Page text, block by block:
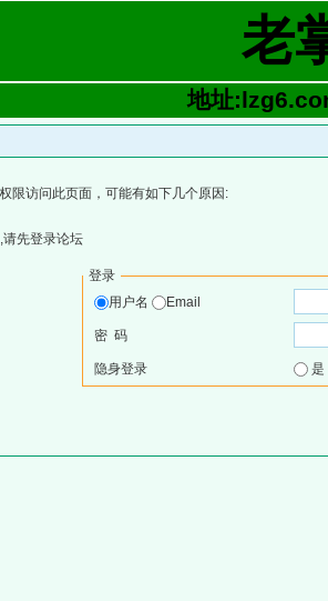
老
地址
限访问此页面，可能有如下几个原因:
先登录论坛
登录
用户名
Email
密 码
隐身登录